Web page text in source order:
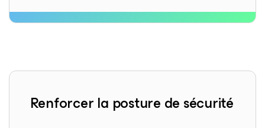
Renforcer la posture de sécurité